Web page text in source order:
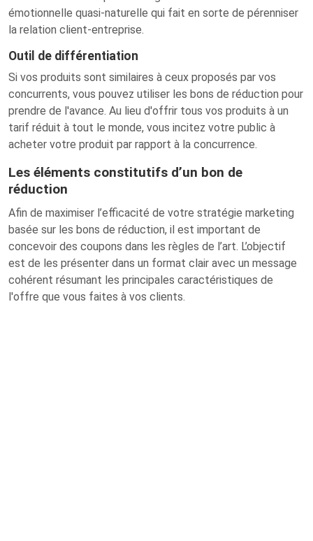
émotionnelle quasi-naturelle qui fait en sorte de pérenniser
la relation client-entreprise.
Outil de différentiation
Si vos produits sont similaires à ceux proposés par vos
concurrents, vous pouvez utiliser les bons de réduction pour
prendre de l'avance. Au lieu d'offrir tous vos produits à un
tarif réduit à tout le monde, vous incitez votre public à
acheter votre produit par rapport à la concurrence.
Les éléments constitutifs d’un bon de
réduction
Afin de maximiser l’efficacité de votre stratégie marketing
basée sur les bons de réduction, il est important de
concevoir des coupons dans les règles de l’art. L’objectif
est de les présenter dans un format clair avec un message
cohérent résumant les principales caractéristiques de
l'offre que vous faites à vos clients.